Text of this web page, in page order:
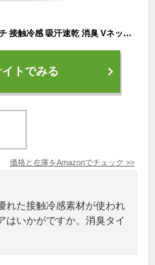
[ミズノ] インナーシャツ アイスタッチ 接触冷感 吸汗速乾 消臭 Vネック 半袖シャツ 肌着 アンダーウェア C2JAA103 メンズ グレージュ(23年モデル) M
トでみる
価格と在庫をAmazonでチェック >>
れた接触冷感素材が使われ
はいかがですか。消臭タイ